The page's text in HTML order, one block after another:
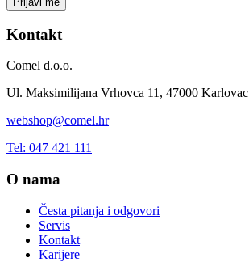
Kontakt
Comel d.o.o.
Ul. Maksimilijana Vrhovca 11, 47000 Karlovac
webshop@comel.hr
Tel: 047 421 111
O nama
Česta pitanja i odgovori
Servis
Kontakt
Karijere